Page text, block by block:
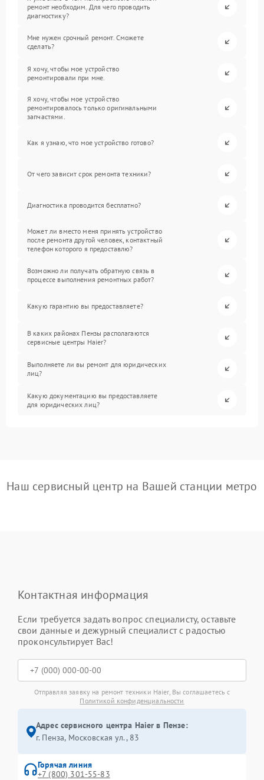
ремонт необходим. Для чего проводить
диагностику?
Мне нужен срочный ремонт. Сможете
сделать?
Я хочу, чтобы мое устройство
ремонтировали при мне.
Я хочу, чтобы мое устройство
ремонтировалось только оригинальными
запчастями.
Как я узнаю, что мое устройство готово?
От чего зависит срок ремонта техники?
Диагностика проводится бесплатно?
Может ли вместо меня принять устройство
после ремонта другой человек, контактный
телефон которого я предоставлю?
Возможно ли получать обратную связь в
процессе выполнения ремонтных работ?
Какую гарантию вы предоставляете?
В каких районах Пензы располагаются
сервисные центры Haier?
Выполняете ли вы ремонт для юридических
лиц?
Какую документацию вы предоставляете
для юридических лиц?
Наш сервисный центр на Вашей станции метро
Контактная информация
Если требуется задать вопрос специалисту, оставьте
свои данные и дежурный специалист с радостью
проконсультирует Вас!
Отправляя заявку на ремонт техники Haier, Вы соглашаетесь с
Политикой конфиденциальности
Адрес сервисного центра Haier в Пензе:
г. Пенза, Московская ул., 83
Горячая линия
+7 (800) 301-55-83